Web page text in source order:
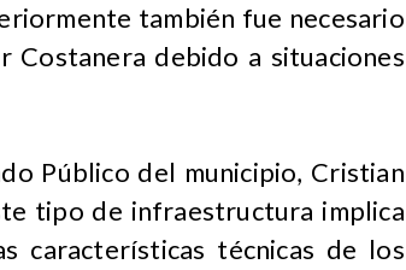
también fue necesario
Costanera debido a situaciones
Público del municipio, Cristian
tipo de infraestructura implica
características técnicas de los